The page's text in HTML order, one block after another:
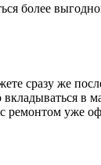
более
сразу же
в
ремонтом уже